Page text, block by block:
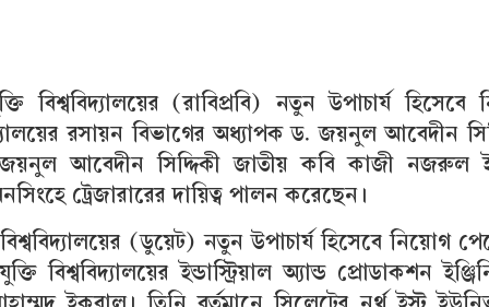
বিশ্ববিদ্যালয়ের (রাবিপ্রবি) নতুন উপাচার্য হিসেবে
রসায়ন বিভাগের অধ্যাপক ড. জয়নুল আবেদীন
আবেদীন সিদ্দিকী জাতীয় কবি কাজী নজরুল
ট্রেজারারের দায়িত্ব পালন করেছেন।
(ডুয়েট) নতুন উপাচার্য হিসেবে নিয়োগ
বিশ্ববিদ্যালয়ের ইন্ডাস্ট্রিয়াল অ্যান্ড প্রোডাকশন